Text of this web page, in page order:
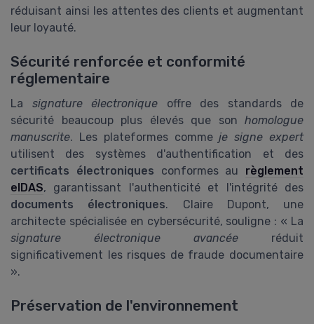
réduisant ainsi les attentes des clients et augmentant
leur loyauté.
Sécurité renforcée et conformité
réglementaire
La signature électronique offre des standards de
sécurité beaucoup plus élevés que son homologue
manuscrite. Les plateformes commeje signe expert
utilisent des systèmes d'authentification et des
certificats électroniques conformes au règlement
eIDAS, garantissant l'authenticité et l'intégrité des
documents électroniques. Claire Dupont, une
architecte spécialisée en cybersécurité, souligne : « La
signature électronique avancée réduit
significativement les risques de fraude documentaire
».
Préservation de l'environnement